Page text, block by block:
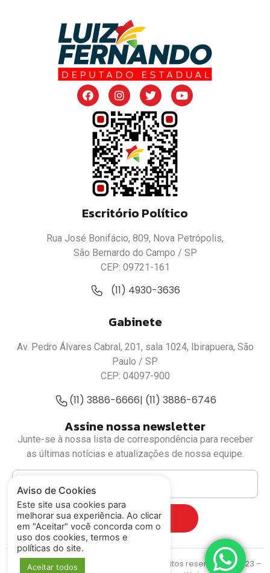
Escritório Político
Rua José Bonifácio, 809, Nova Petrópolis,
São Bernardo do Campo / SP
CEP: 09721-161
(11) 4930-3636
Gabinete
Av. Pedro Álvares Cabral, 201, sala 1024, Ibirapuera, São
Paulo / SP
CEP: 04097-900
(11) 3886-6666| (11) 3886-6746
Assine nossa newsletter
Junte-se à nossa lista de correspondência para receber
as últimas notícias e atualizações de nossa equipe.
Cadastrar
Deputado Luiz Fernando
© Todos os direitos reservados. 2023 –
Aviso de Cookies
Este site usa cookies para
melhorar sua experiência. Ao clicar
em "Aceitar" você concorda com o
uso dos cookies, termos e
políticas do site.
Aceitar todos